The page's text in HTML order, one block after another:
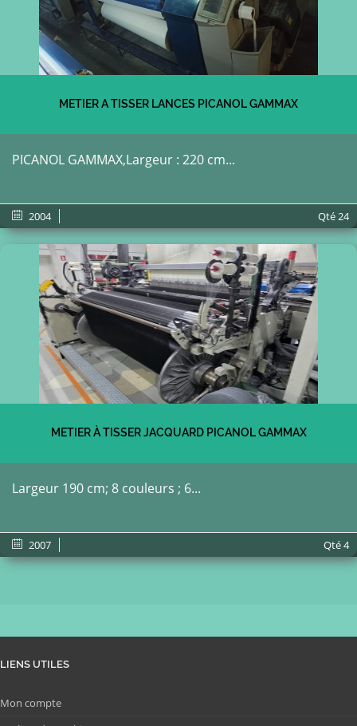
METIER A TISSER LANCES PICANOL GAMMAX
PICANOL GAMMAX,Largeur : 220 cm...
2004 Qté24
METIER À TISSER JACQUARD PICANOL GAMMAX
Largeur 190 cm; 8 couleurs ; 6...
2007 Qté4
LIENS UTILES
Mon compte